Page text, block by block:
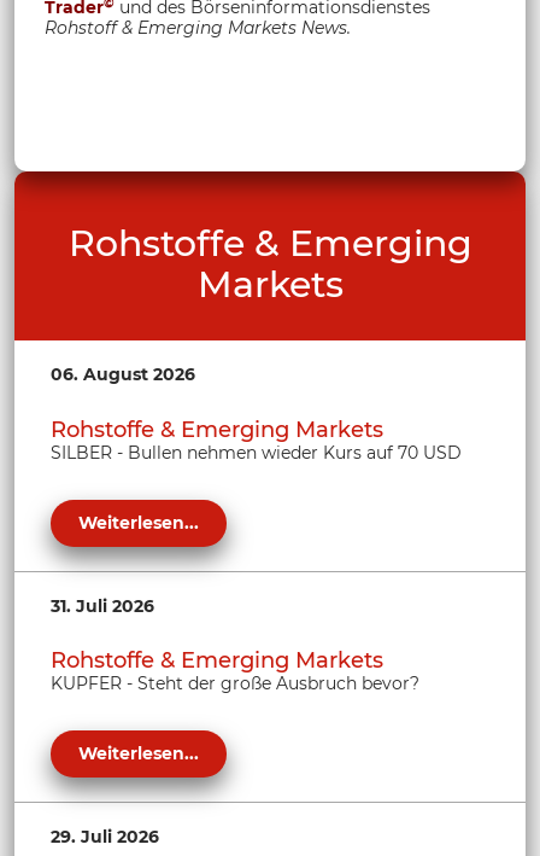
Trader
und des Börseninformationsdienstes
Rohstoff & Emerging Markets News.
Rohstoffe & Emerging
Markets
06. August 2026
Rohstoffe & Emerging Markets
SILBER - Bullen nehmen wieder Kurs auf 70 USD
Weiterlesen...
31. Juli 2026
Rohstoffe & Emerging Markets
KUPFER - Steht der große Ausbruch bevor?
Weiterlesen...
29. Juli 2026